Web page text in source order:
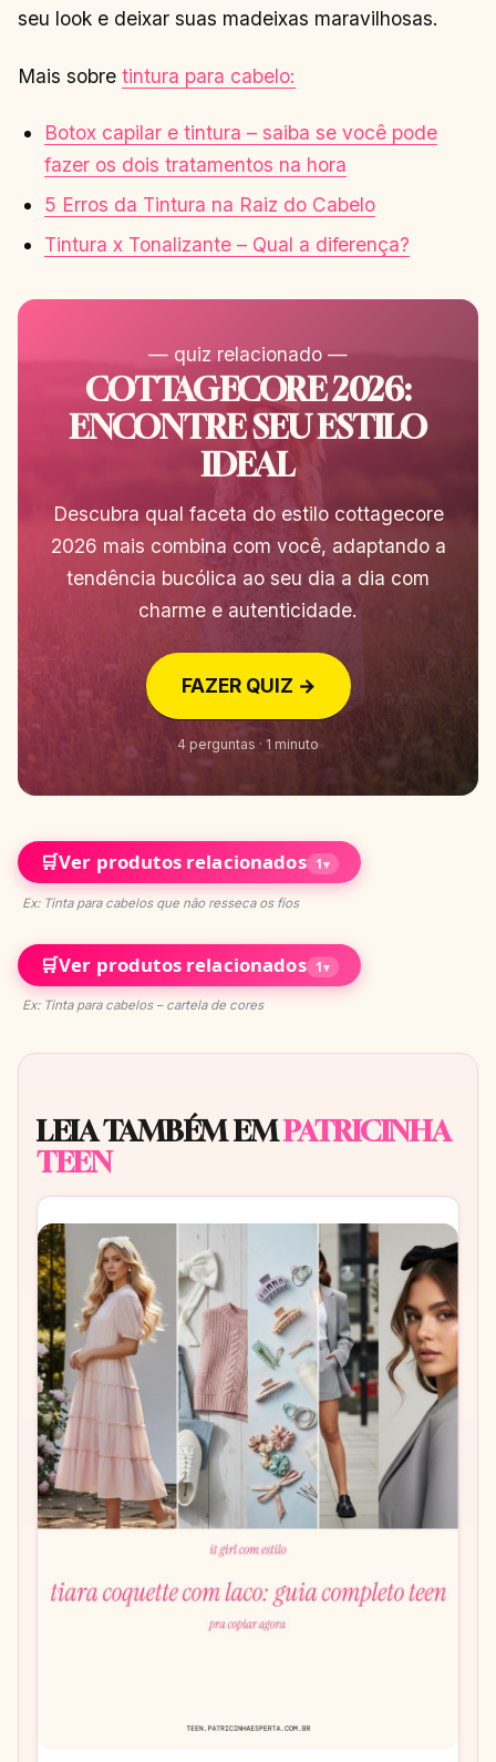
seu look e deixar suas madeixas maravilhosas.
Mais sobre tintura para cabelo:
Botox capilar e tintura – saiba se você pode
fazer os dois tratamentos na hora
5 Erros da Tintura na Raiz do Cabelo
Tintura x Tonalizante – Qual a diferença?
— quiz relacionado —
COTTAGECORE 2026:
ENCONTRE SEU ESTILO
IDEAL
Descubra qual faceta do estilo cottagecore
2026 mais combina com você, adaptando a
tendência bucólica ao seu dia a dia com
charme e autenticidade.
FAZER QUIZ →
4 perguntas · 1 minuto
🛒Ver produtos relacionados 1▾
Ex: Tinta para cabelos que não resseca os fios
🛒Ver produtos relacionados 1▾
Ex: Tinta para cabelos – cartela de cores
LEIA TAMBÉM EMPATRICINHA
TEEN